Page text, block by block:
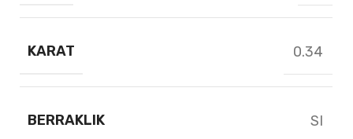
KARAT 0.34
BERRAKLIK SI